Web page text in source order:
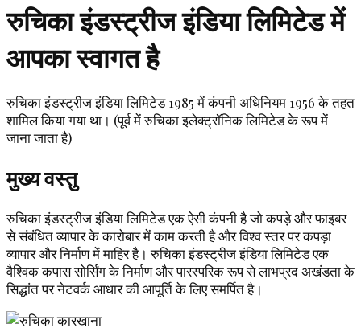
रुचिका इंडस्ट्रीज इंडिया लिमिटेड में
आपका स्वागत है
रुचिका इंडस्ट्रीज इंडिया लिमिटेड 1985 में कंपनी अधिनियम 1956 के तहत
शामिल किया गया था। (पूर्व में रुचिका इलेक्ट्रॉनिक लिमिटेड के रूप में
जाना जाता है)
मुख्य वस्तु
रुचिका इंडस्ट्रीज इंडिया लिमिटेड एक ऐसी कंपनी है जो कपड़े और फाइबर
से संबंधित व्यापार के कारोबार में काम करती है और विश्व स्तर पर कपड़ा
व्यापार और निर्माण में माहिर है। रुचिका इंडस्ट्रीज इंडिया लिमिटेड एक
वैश्विक कपास सोर्सिंग के निर्माण और पारस्परिक रूप से लाभप्रद अखंडता के
सिद्धांत पर नेटवर्क आधार की आपूर्ति के लिए समर्पित है।